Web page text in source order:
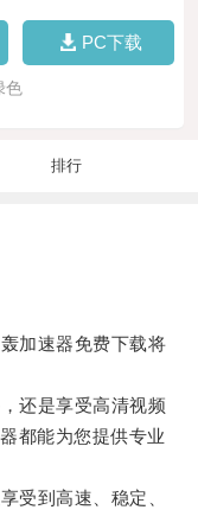
PC下载
色
排行
加速器免费下载将
还是享受高清视频
都能为您提供专业
到高速、稳定、